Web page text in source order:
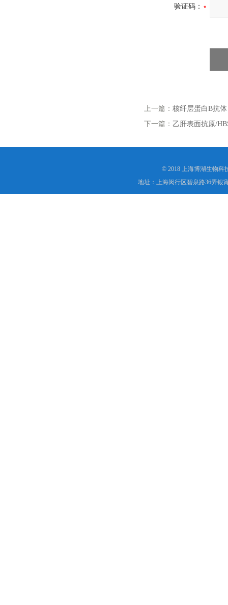
验证码：
上一篇： 核纤层蛋白B抗体
下一篇： 乙肝表面抗原/
© 2018 上海博湖生物科
地址：上海闵行区碧泉路36弄银